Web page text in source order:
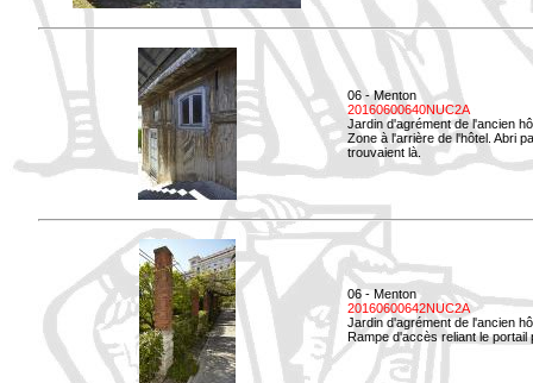
06 - Menton
20160600640NUC2A
Jardin d'agrément de l'ancien
Zone à l'arrière de l'hôtel. Abri
trouvaient là.
06 - Menton
20160600642NUC2A
Jardin d'agrément de l'ancien
Rampe d'accès reliant le portail